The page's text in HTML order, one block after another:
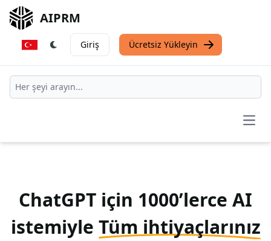
AIPRM
Giriş Ücretsiz Yükleyin
ChatGPT için 1000’lerce AI
istemiyle Tüm ihtiyaçlarınız